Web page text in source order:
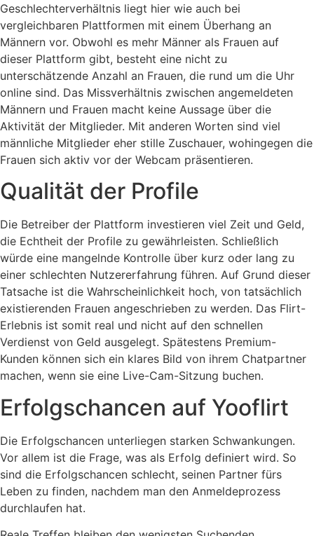
Geschlechterverhältnis liegt hier wie auch bei
vergleichbaren Plattformen mit einem Überhang an
Männern vor. Obwohl es mehr Männer als Frauen auf
dieser Plattform gibt, besteht eine nicht zu
unterschätzende Anzahl an Frauen, die rund um die Uhr
online sind. Das Missverhältnis zwischen angemeldeten
Männern und Frauen macht keine Aussage über die
Aktivität der Mitglieder. Mit anderen Worten sind viel
männliche Mitglieder eher stille Zuschauer, wohingegen die
Frauen sich aktiv vor der Webcam präsentieren.
Qualität der Profile
Die Betreiber der Plattform investieren viel Zeit und Geld,
die Echtheit der Profile zu gewährleisten. Schließlich
würde eine mangelnde Kontrolle über kurz oder lang zu
einer schlechten Nutzererfahrung führen. Auf Grund dieser
Tatsache ist die Wahrscheinlichkeit hoch, von tatsächlich
existierenden Frauen angeschrieben zu werden. Das Flirt-
Erlebnis ist somit real und nicht auf den schnellen
Verdienst von Geld ausgelegt. Spätestens Premium-
Kunden können sich ein klares Bild von ihrem Chatpartner
machen, wenn sie eine Live-Cam-Sitzung buchen.
Erfolgschancen auf Yooflirt
Die Erfolgschancen unterliegen starken Schwankungen.
Vor allem ist die Frage, was als Erfolg definiert wird. So
sind die Erfolgschancen schlecht, seinen Partner fürs
Leben zu finden, nachdem man den Anmeldeprozess
durchlaufen hat.